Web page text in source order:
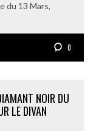
du 13 Mars,
0
NOIR DU
LE DIVAN